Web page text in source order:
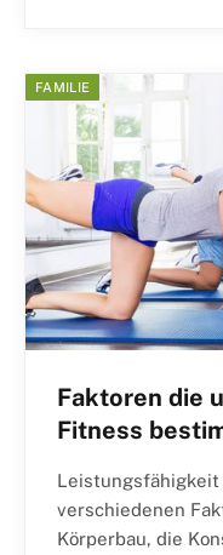
FAMILIE
Faktoren die
Fitness
Leistungsfähigkeit
verschiedenen
Körperbau, die